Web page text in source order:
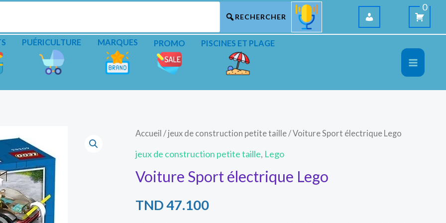
0
PUÉRICULTURE MARQUES PROMO PISCINES ET PLAGE
Accueil / jeux de construction petite taille/ Voiture Sport électrique Lego
jeux de construction petite taille, Lego
Voiture Sport électrique Lego
TND47.100